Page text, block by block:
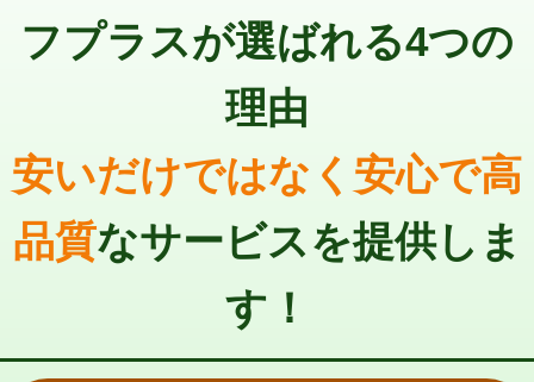
モルタル補修（厚さ10㎝超え）
追加人工 16,500円
止水・漏水調査・防水処理・清掃・修
22,000円
止水・漏水調査・防水処理・清掃・修
その他部品の脱着 8,800円～
交換・取付（タンク） 22,000円+材料費
交換・取付(単水栓（壁付・デッキ
フプラスが選ばれる4つの
理由
安いだけではなく安心で高
品質なサービスを提供しま
す！